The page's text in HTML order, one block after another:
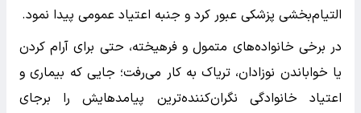
التیام‌بخشی پزشکی عبور کرد و جنبه اعتیاد عمومی پیدا نمود.
در برخی خانواده‌های متمول و فرهیخته، حتی برای آرام کردن
یا خواباندن نوزادان، تریاک به کار می‌رفت؛ جایی که بیماری و
اعتیاد خانوادگی نگران‌کننده‌ترین پیامدهایش را برجای